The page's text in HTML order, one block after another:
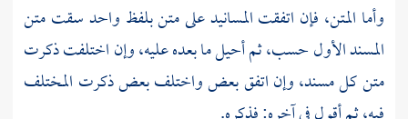
وأما المتن، فإن اتفقت المسانيد على متن بلفظ واحد سقت متن
المسند الأول حسب، ثم أحيل ما بعده عليه، وإن اختلفت ذكرت
متن كل مسند، وإن اتفق بعض واختلف بعض ذكرت المختلف